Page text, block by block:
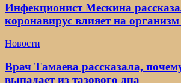
Инфекционист Мескина
коронавирус влияет на организм
Новости
Врач Тамаева рассказала,
выпадает из тазового дна